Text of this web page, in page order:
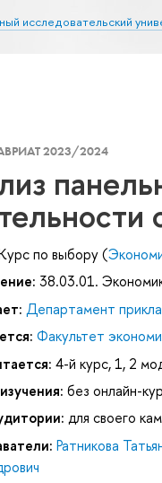
исследовательский
2023/2024
по выбору (
38.03.01.
Департамент
Факультет
4-й курс, 1, 2
без онлайн-
для своего
Ратникова